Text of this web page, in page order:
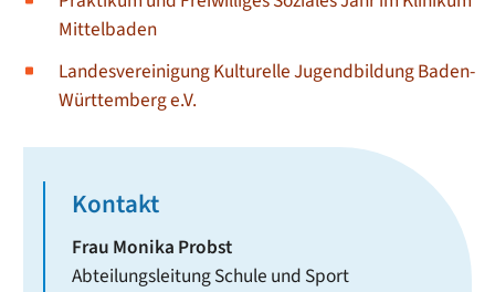
Mittelbaden
Landesvereinigung Kulturelle Jugendbildung Baden-
Württemberg e.V.
Kontakt
Frau Monika Probst
Abteilungsleitung Schule und Sport